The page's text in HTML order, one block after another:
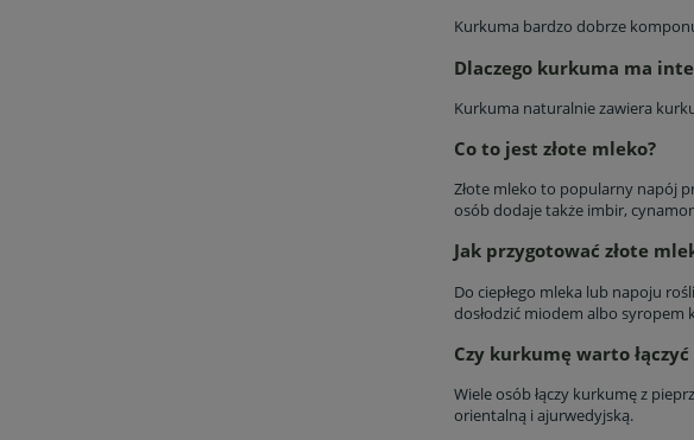
Kurkuma bardzo dobrze
Dlaczego kurkuma ma
Kurkuma naturalnie zawiera
Co to jest złote mleko?
Złote mleko to popularny napój
osób dodaje także imbir,
Jak przygotować złote
Do ciepłego mleka lub napoju
dosłodzić miodem albo syropem
Czy kurkumę warto
Wiele osób łączy kurkumę z
orientalną i ajurwedyjską.